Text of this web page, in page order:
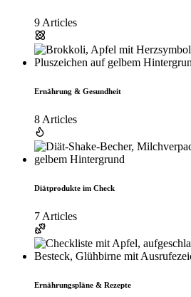
9 Articles
Ernährung & Gesundheit
8 Articles
Diätprodukte im Check
7 Articles
Ernährungspläne & Rezepte